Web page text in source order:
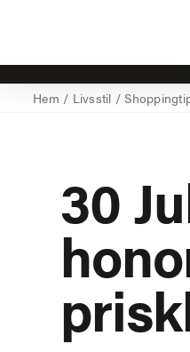
Hem / Livsstil /
30